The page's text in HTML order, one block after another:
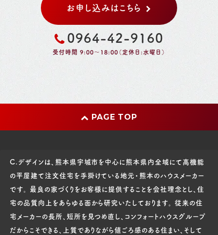
お申し込みはこちら
0964-42-9160
受付時間 9:00～18:00（定休日:水曜日）
PAGE TOP
C.デザインは、熊本県宇城市を中心に熊本県内全域にて高機能
の平屋建て注文住宅を手掛けている地元・熊本のハウスメーカー
です。 最良の家づくりをお客様に提供することを会社理念とし、住
宅の品質向上をあらゆる面から研究いたしております。 従来の住
宅メーカーの長所、短所を見つめ直し、コンフォートハウスグループ
だからこそできる、上質でありながら値ごろ感のある住まい、そして